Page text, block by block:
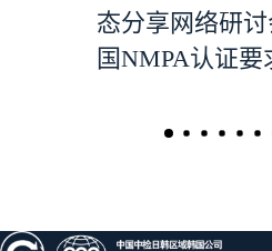
态分享网络研
国NMPA认证要